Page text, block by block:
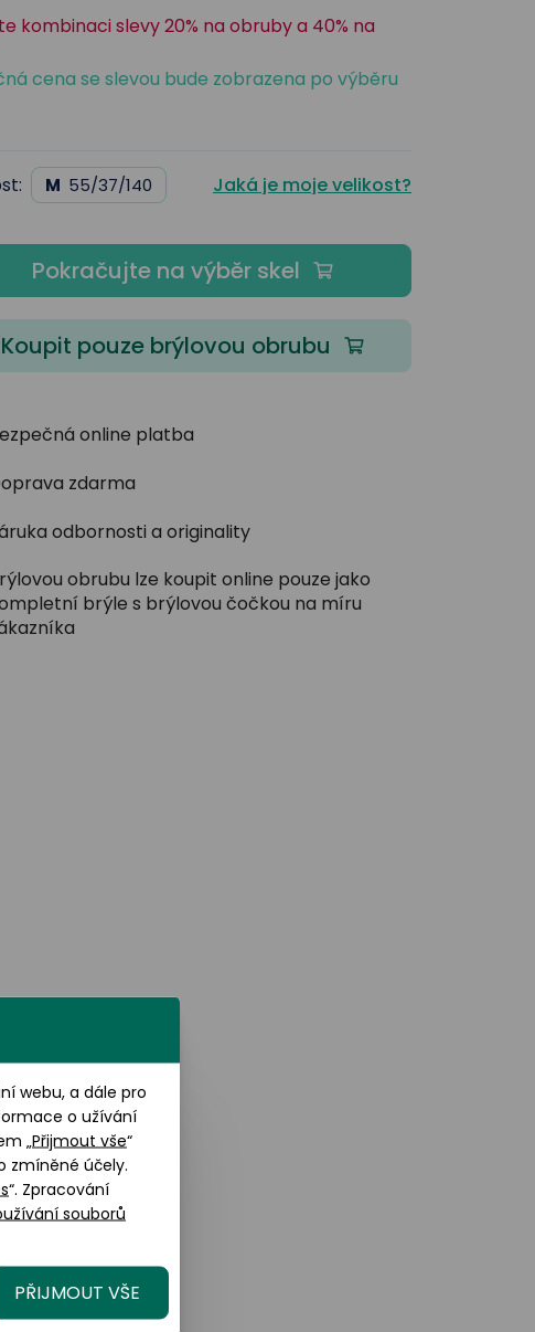
kombinaci slevy 20% na obruby a 40% na
cena se slevou bude zobrazena po výběru
M 55/37/140 Jaká je moje velikost?
Pokračujte na výběr skel
Koupit pouze brýlovou obrubu
online platba
zdarma
odbornosti a originality
obrubu lze koupit online pouze jako
brýle s brýlovou čočkou na míru
webu, a dále pro
o užívání
„Přijmout vše“
zmíněné účely.
“. Zpracování
souborů
PŘIJMOUT VŠE